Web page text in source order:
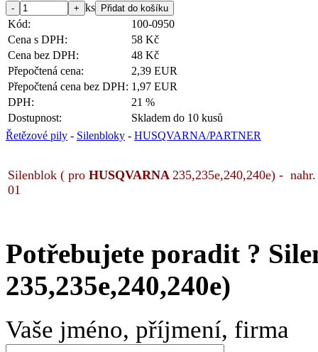
ks
Kód:
100-0950
Cena s DPH:
58 Kč
Cena bez DPH:
48 Kč
Přepočtená cena:
2,39 EUR
Přepočtená cena bez DPH: 1,97 EUR
DPH:
21 %
Dostupnost:
Skladem do 10 kusů
Řetězové pily - Silenbloky - HUSQVARNA/PARTNER
Silenblok ( pro HUSQVARNA 235,235e,240,240e) -
01
Potřebujete poradit ?
235,235e,240,240e)
Vaše jméno, příjmení, firma